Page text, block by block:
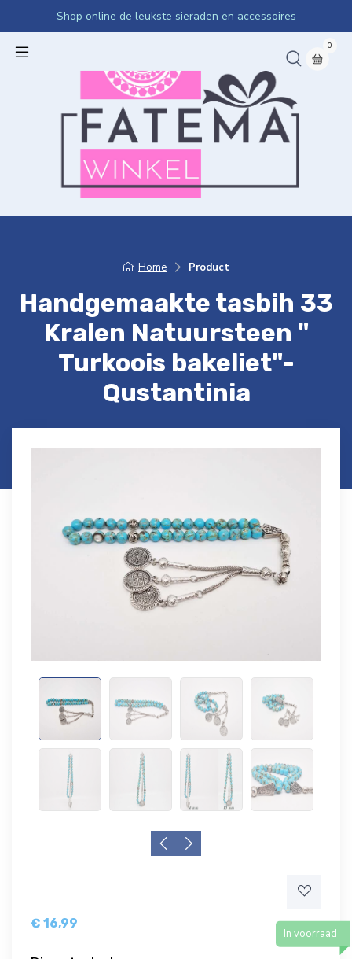
Shop online de leukste sieraden en accessoires
0
Home Product
Handgemaakte tasbih 33
Kralen Natuursteen "
Turkoois bakeliet"-
Qustantinia
€ 16,99
In voorraad